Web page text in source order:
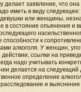
делает заявление, что
иметь в виду
или женщины,
в состояние опьянения и
способности к
алкоголя. У женщин,
действии, ссылки на
надо учитывать
делается на
определение
и